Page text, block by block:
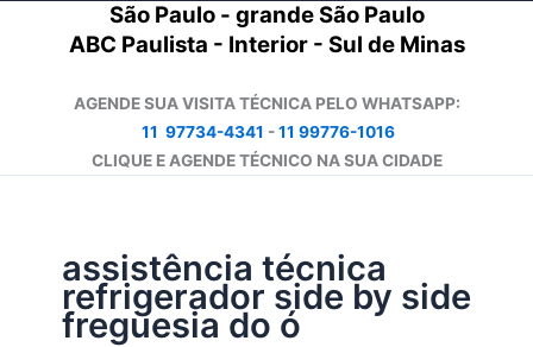
São Paulo - grande São Paulo
ABC Paulista - Interior - Sul de Minas
AGENDE SUA VISITA TÉCNICA PELO WHATSAPP:
11 97734-4341 -11 99776-1016
CLIQUE E AGENDE TÉCNICO NA SUA CIDADE
assistência técnica
refrigerador side by side
freguesia do ó